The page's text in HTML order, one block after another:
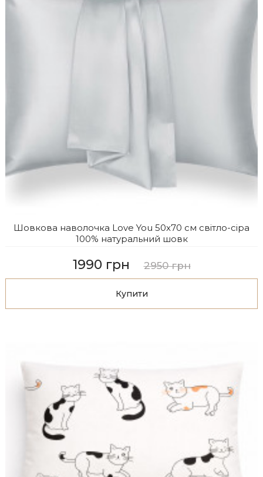
Шовкова наволочка Love You 50x70 см світло-сіра
100% натуральний шовк
1990 грн 2950 грн
Купити